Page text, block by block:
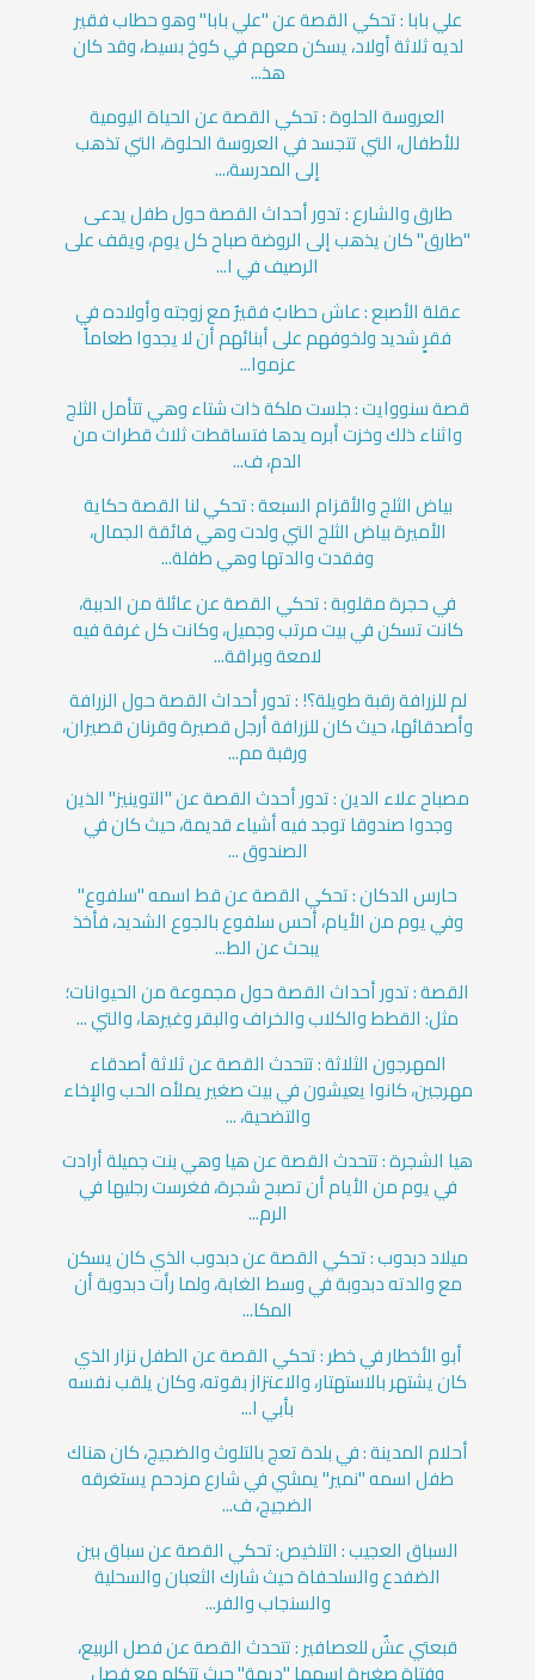
علي بابا : تحكي القصة عن "علي بابا" وهو حطاب فقير
لديه ثلاثة أولاد، يسكن معهم في كوخ بسيط، وقد كان
هذ...
العروسة الحلوة : تحكي القصة عن الحياة اليومية
للأطفال، التي تتجسد في العروسة الحلوة، التي تذهب
إلى المدرسة،...
طارق والشارع : تدور أحداث القصة حول طفل يدعى
"طارق" كان يذهب إلى الروضة صباح كل يوم، ويقف على
الرصيف في ا...
عقلة الأصبع : عاش حطابٌ فقيرٌ مع زوجته وأولاده في
فقرٍ شديد ولخوفهم على أبنائهم أن لا يجدوا طعاماً
عزموا...
قصة سنووايت : جلست ملكة ذات شتاء وهي تتأمل الثلج
واثناء ذلك وخزت أبره يدها فتساقطت ثلاث قطرات من
الدم، ف...
بياض الثلج والأقزام السبعة : تحكي لنا القصة حكاية
الأميرة بياض الثلج التي ولدت وهي فائقة الجمال،
وفقدت والدتها وهي طفلة...
في حجرة مقلوبة : تحكي القصة عن عائلة من الدببة،
كانت تسكن في بيت مرتب وجميل، وكانت كل غرفة فيه
لامعة وبراقة...
لم للزرافة رقبة طويلة؟! : تدور أحداث القصة حول الزرافة
وأصدقائها، حيث كان للزرافة أرجل قصيرة وقرنان قصيران،
ورقبة مم...
مصباح علاء الدين : تدور أحدث القصة عن "التوينيز" الذين
وجدوا صندوقا توجد فيه أشياء قديمة، حيث كان في
الصندوق ...
حارس الدكان : تحكي القصة عن قط اسمه "سلفوع"
وفي يوم من الأيام، أحس سلفوع بالجوع الشديد، فأخذ
يبحث عن الط...
القصة : تدور أحداث القصة حول مجموعة من الحيوانات؛
مثل: القطط والكلاب والخراف والبقر وغيرها، والتي ...
المهرجون الثلاثة : تتحدث القصة عن ثلاثة أصدقاء
مهرجين، كانوا يعيشون في بيت صغير يملأه الحب والإخاء
والتضحية، ...
هيا الشجرة : تتحدث القصة عن هيا وهي بنت جميلة أرادت
في يوم من الأيام أن تصبح شجرة، فغرست رجليها في
الرم...
ميلاد دبدوب : تحكي القصة عن دبدوب الذي كان يسكن
مع والدته دبدوبة في وسط الغابة، ولما رأت دبدوبة أن
المكا...
أبو الأخطار في خطر : تحكي القصة عن الطفل نزار الذي
كان يشتهر بالاستهتار، والاعتزاز بقوته، وكان يلقب نفسه
بأبي ا...
أحلام المدينة : في بلدة تعج بالتلوث والضجيج، كان هناك
طفل اسمه "نمير" يمشي في شارع مزدحم يستغرقه
الضجيج، ف...
السباق العجيب : التلخيص: تحكي القصة عن سباق بين
الضفدع والسلحفاة حيث شارك الثعبان والسحلية
والسنجاب والفر...
قبعتي عشٌ للعصافير : تتحدث القصة عن فصل الربيع،